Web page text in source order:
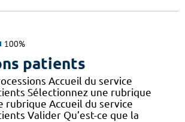
100%
patients
Accueil du service
Sélectionnez une rubrique
rubrique Accueil du service
Valider Qu’est-ce que la